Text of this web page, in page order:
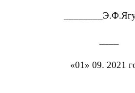
«01» 09. 2021